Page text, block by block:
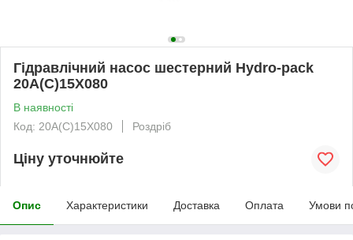
Гідравлічний насос шестерний Hydro-pack
20A(C)15X080
В наявності
Код: 20A(C)15X080
Роздріб
Ціну уточнюйте
Опис Характеристики Доставка Оплата Умови